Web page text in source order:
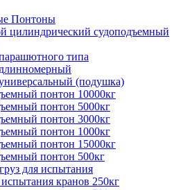
Понтоны
цилиндрический судоподъемный
типа
(подушка)
понтон 10000кг
понтон 5000кг
понтон 3000кг
понтон 1000кг
понтон 15000кг
понтон 500кг
для испытания
испытания кранов 250кг